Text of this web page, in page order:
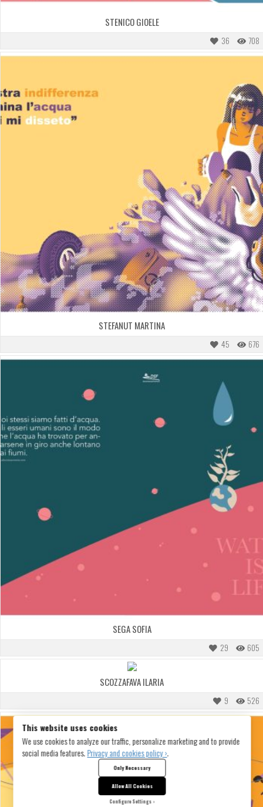
STENICO GIOELE
708
36
STEFANUT MARTINA
676
45
SEGA SOFIA
605
29
SCOZZAFAVA ILARIA
526
9
This website uses cookies
We use cookies to analyze our traffic, personalize marketing and to provide
social media features.Privacy and cookies policy ›.
Only Necessary
Allow All Cookies
Configure Settings